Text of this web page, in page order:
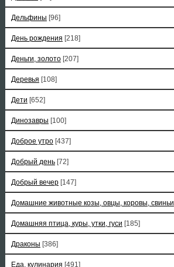
Дельфины [96]
День рождения [218]
Деньги, золото [207]
Деревья [108]
Дети [652]
Динозавры [100]
Доброе утро [437]
Добрый день [72]
Добрый вечер [147]
Домашние животные козы, овцы, коровы, свиньи
Домашняя птица, куры, утки, гуси [185]
Драконы [386]
Еда, кулинария [491]